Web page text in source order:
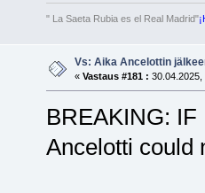
" La Saeta Rubia es el Real Madrid"
Vs: Aika Ancelottin
« Vastaus #181 : 30.04.2025,
BREAKING:
Ancelotti could